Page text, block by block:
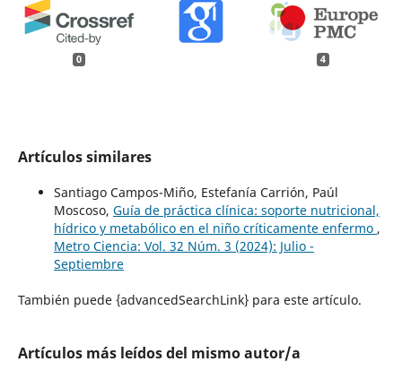
0 4
Artículos similares
Santiago Campos-Miño, Estefanía Carrión, Paúl
Moscoso, Guía de práctica clínica: soporte nutricional,
hídrico y metabólico en el niño críticamente enfermo ,
Metro Ciencia: Vol. 32 Núm. 3 (2024): Julio -
Septiembre
También puede {advancedSearchLink} para este artículo.
Artículos más leídos del mismo autor/a